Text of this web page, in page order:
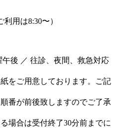
用は8:30〜）
後 ／ 往診、夜間、救急対応
をご用意しております。ご記
番が前後致しますのでご了承
場合は受付終了30分前までに